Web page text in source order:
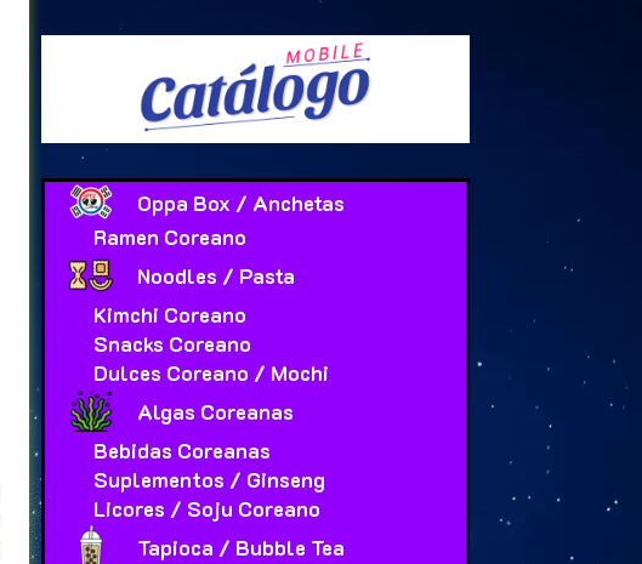
Oppa Box / Anchetas
Ramen Coreano
Noodles / Pasta
Kimchi Coreano
Snacks Coreano
Dulces Coreano / Mochi
Algas Coreanas
Bebidas Coreanas
Suplementos / Ginseng
Licores / Soju Coreano
Tapioca / Bubble Tea